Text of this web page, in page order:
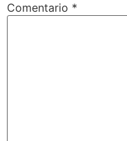
Comentario *